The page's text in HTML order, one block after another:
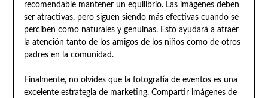
recomendable mantener un equilibrio. Las imágenes deben
ser atractivas, pero siguen siendo más efectivas cuando se
perciben como naturales y genuinas. Esto ayudará a atraer
la atención tanto de los amigos de los niños como de otros
padres en la comunidad.
Finalmente, no olvides que la fotografía de eventos es una
excelente estrategia de marketing. Compartir imágenes de